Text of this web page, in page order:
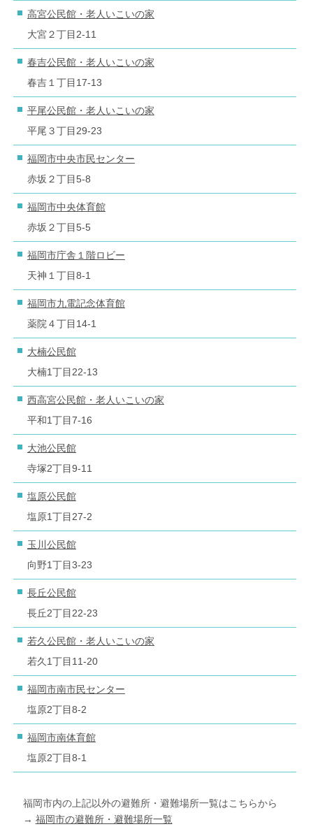
高宮公民館・老人いこいの家
大宮２丁目2-11
春吉公民館・老人いこいの家
春吉１丁目17-13
平尾公民館・老人いこいの家
平尾３丁目29-23
福岡市中央市民センター
赤坂２丁目5-8
福岡市中央体育館
赤坂２丁目5-5
福岡市庁舎１階ロビー
天神１丁目8-1
福岡市九電記念体育館
薬院４丁目14-1
大楠公民館
大楠1丁目22-13
西高宮公民館・老人いこいの家
平和1丁目7-16
大池公民館
寺塚2丁目9-11
塩原公民館
塩原1丁目27-2
玉川公民館
向野1丁目3-23
長丘公民館
長丘2丁目22-23
若久公民館・老人いこいの家
若久1丁目11-20
福岡市南市民センター
塩原2丁目8-2
福岡市南体育館
塩原2丁目8-1
福岡市内の上記以外の避難所・避難場所一覧はこちらから
→ 福岡市の避難所・避難場所一覧